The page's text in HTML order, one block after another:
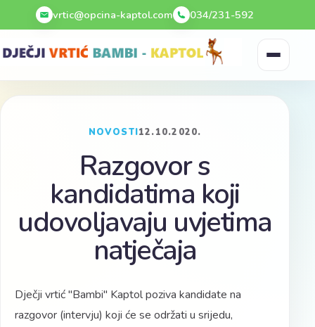
Preskoči na sadržaj
vrtic@opcina-kaptol.com 034/231-592
NOVOSTI12.10.2020.
Razgovor s
kandidatima koji
udovoljavaju uvjetima
natječaja
Dječji vrtić "Bambi" Kaptol poziva kandidate na
razgovor (intervju) koji će se održati u srijedu,